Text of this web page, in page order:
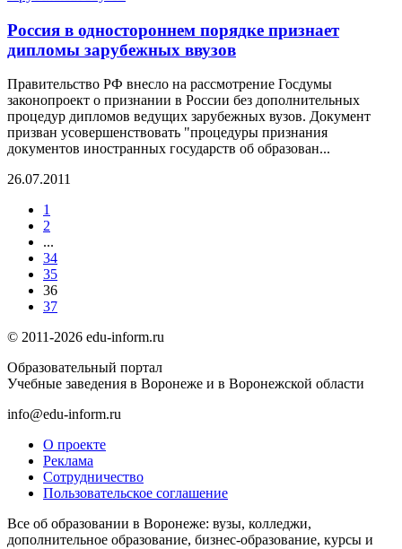
Россия в одностороннем порядке признает
дипломы зарубежных ввузов
Правительство РФ внесло на рассмотрение Госдумы
законопроект о признании в России без дополнительных
процедур дипломов ведущих зарубежных вузов. Документ
призван усовершенствовать "процедуры признания
документов иностранных государств об образован...
26.07.2011
1
2
...
34
35
36
37
© 2011-2026 edu-inform.ru
Образовательный портал
Учебные заведения в Воронеже и в Воронежской области
info@edu-inform.ru
О проекте
Реклама
Сотрудничество
Пользовательское соглашение
Все об образовании в Воронеже: вузы, колледжи,
дополнительное образование, бизнес-образование, курсы и